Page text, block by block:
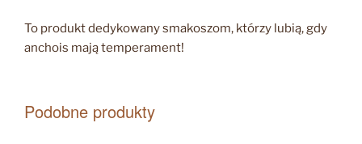
To produkt dedykowany smakoszom, którzy lubią, gdy
anchois mają temperament!
Podobne produkty